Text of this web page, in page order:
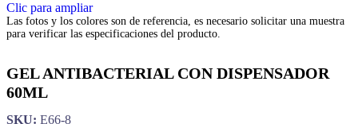
Clic para ampliar
Las fotos y los colores son de referencia, es necesario solicitar una muestra
para verificar las especificaciones del producto.
GEL ANTIBACTERIAL CON DISPENSADOR
60ML
SKU: E66-8